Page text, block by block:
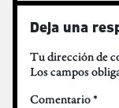
Deja una
Tu dirección de
Los campos
Comentario*